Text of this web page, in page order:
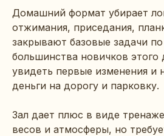
Домашний формат убирает
отжимания, приседания,
закрывают базовые задачи
большинства новичков этого
увидеть первые изменения и
деньги на дорогу и парковку.
Зал дает плюс в виде
весов и атмосферы, но